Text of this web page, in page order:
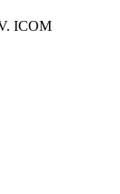
ICOM